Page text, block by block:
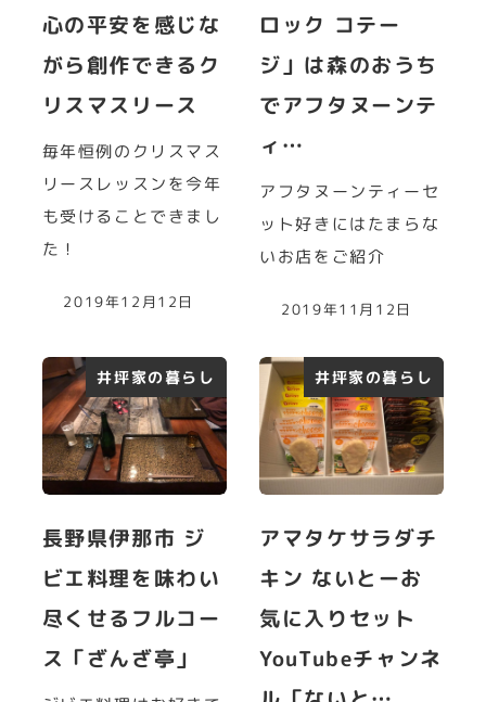
心の平安を感じな
がら創作できるク
リスマスリース
毎年恒例のクリスマス
リースレッスンを今年
も受けることできまし
た！
2019年12月12日
ロック コテー
ジ」は森のおうち
でアフタヌーンテ
ィ…
アフタヌーンティーセ
ット好きにはたまらな
いお店をご紹介
2019年11月12日
井坪家の暮らし
長野県伊那市 ジ
ビエ料理を味わい
尽くせるフルコー
ス「ざんざ亭」
井坪家の暮らし
アマタケサラダチ
キン ないとーお
気に入りセット
YouTubeチャンネ